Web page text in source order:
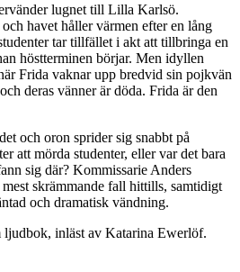
lugnet till Lilla Karlsö.
havet håller värmen efter en lång
tar tillfället i akt att tillbringa en
höstterminen börjar. Men idyllen
Frida vaknar upp bredvid sin pojkvän
deras vänner är döda. Frida är den
och oron sprider sig snabbt på
att mörda studenter, eller var det bara
sig där? Kommissarie Anders
skrämmande fall hittills, samtidigt
och dramatisk vändning.
inläst av Katarina Ewerlöf.